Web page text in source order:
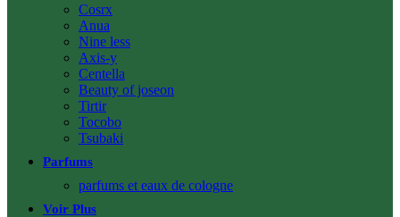
Cosrx
Anua
Nine less
Axis-y
Centella
Beauty of joseon
Tirtir
Tocobo
Tsubaki
Parfums
parfums et eaux de cologne
Voir Plus